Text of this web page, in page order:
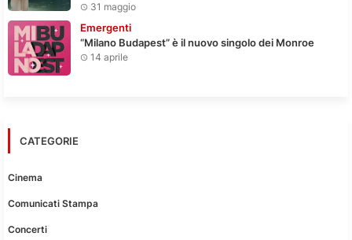
31 maggio
Emergenti
“Milano Budapest” è il nuovo singolo dei Monroe
14 aprile
CATEGORIE
Cinema
Comunicati Stampa
Concerti